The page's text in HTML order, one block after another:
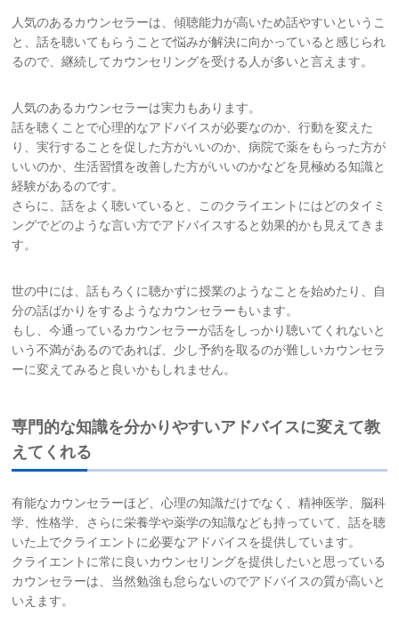
人気のあるカウンセラーは、傾聴能力が高いため話やすいというこ
と、話を聴いてもらうことで悩みが解決に向かっていると感じられ
るので、継続してカウンセリングを受ける人が多いと言えます。
人気のあるカウンセラーは実力もあります。
話を聴くことで心理的なアドバイスが必要なのか、行動を変えた
り、実行することを促した方がいいのか、病院で薬をもらった方が
いいのか、生活習慣を改善した方がいいのかなどを見極める知識と
経験があるのです。
さらに、話をよく聴いていると、このクライエントにはどのタイミ
ングでどのような言い方でアドバイスすると効果的かも見えてきま
す。
世の中には、話もろくに聴かずに授業のようなことを始めたり、自
分の話ばかりをするようなカウンセラーもいます。
もし、今通っているカウンセラーが話をしっかり聴いてくれないと
いう不満があるのであれば、少し予約を取るのが難しいカウンセラ
ーに変えてみると良いかもしれません。
専門的な知識を分かりやすいアドバイスに変えて教
えてくれる
有能なカウンセラーほど、心理の知識だけでなく、精神医学、脳科
学、性格学、さらに栄養学や薬学の知識なども持っていて、話を聴
いた上でクライエントに必要なアドバイスを提供しています。
クライエントに常に良いカウンセリングを提供したいと思っている
カウンセラーは、当然勉強も怠らないのでアドバイスの質が高いと
いえます。